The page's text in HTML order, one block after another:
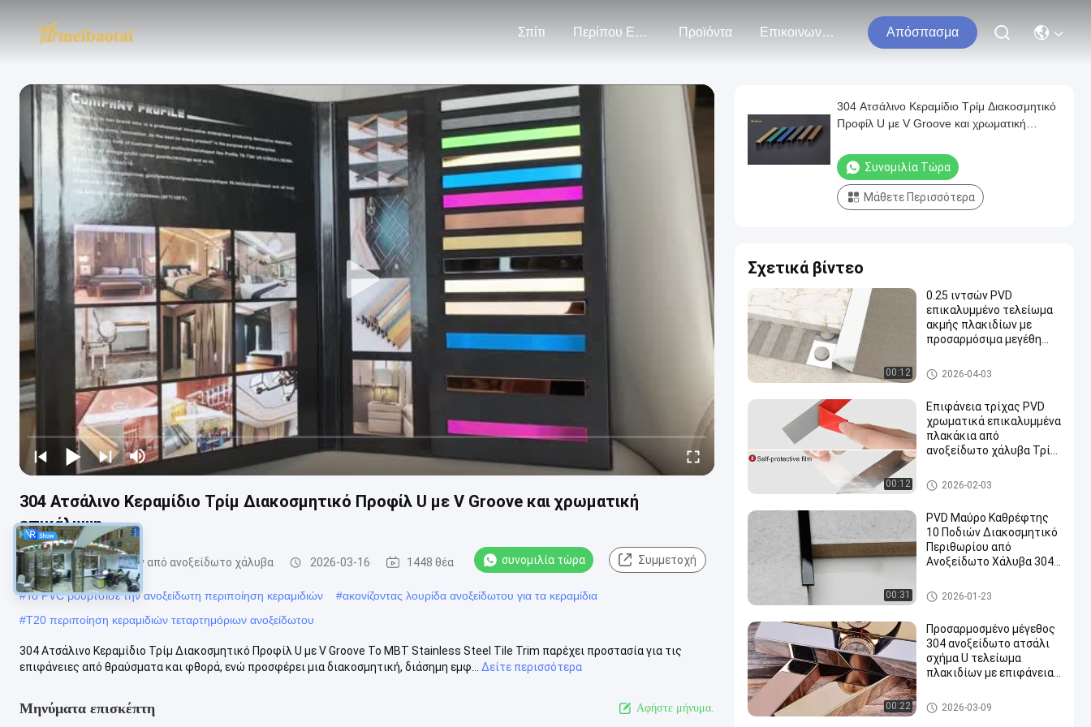
Σπίτι Περίπου Εμείς Προϊόντα Επικοινωνήστε Μαζί Μας Απόσπασμα
304 Ατσάλινο Κεραμίδιο Τρίμ Διακοσμητικό Προφίλ U με V Groove και χρωματική
επικάλυψη
επένδυση πλακιδίων από ανοξείδωτο χάλυβα 2026-03-16 1448 θέα συνομιλία τώρα Συμμετοχή
#Το PVC βούρτσισε την ανοξείδωτη περιποίηση κεραμιδιών #ακονίζοντας λουρίδα ανοξείδωτου για τα κεραμίδια
#T20 περιποίηση κεραμιδιών τεταρτημόριων ανοξείδωτου
304 Ατσάλινο Κεραμίδιο Τρίμ Διακοσμητικό Προφίλ U με V Groove Το MBT Stainless Steel Tile Trim παρέχει προστασία για τις
επιφάνειες από θραύσματα και φθορά, ενώ προσφέρει μια διακοσμητική, διάσημη εμφ...
Δείτε περισσότερα
Μηνύματα επισκέπτη Αφήστε μήνυμα.
304 Ατσάλινο Κεραμίδιο Τρίμ Διακοσμητικό
Προφίλ U με V Groove και χρωματική
Συνομιλία Τώρα
Μάθετε Περισσότερα
Σχετικά βίντεο
00:12
0.25 ιντσών PVD
επικαλυμμένο τελείωμα
ακμής πλακιδίων με
προσαρμόσιμα μεγέθη
επένδυση πλακιδίων από ανο
ξείδωτο χάλυβα
2026-04-03
00:12
Επιφάνεια τρίχας PVD
χρωματικά επικαλυμμένα
πλακάκια από
ανοξείδωτο χάλυβα Τρίμ
επένδυση πλακιδίων από ανο
ξείδωτο χάλυβα
2026-02-03
00:31
PVD Μαύρο Καθρέφτης
10 Ποδιών Διακοσμητικό
Περιθωρίου από
Ανοξείδωτο Χάλυβα 304
επένδυση πλακιδίων από ανο
ξείδωτο χάλυβα
2026-01-23
00:22
Προσαρμοσμένο μέγεθος
304 ανοξείδωτο ατσάλι
σχήμα U τελείωμα
πλακιδίων με επιφάνεια
επένδυση πλακιδίων από ανο
ξείδωτο χάλυβα
2026-03-09